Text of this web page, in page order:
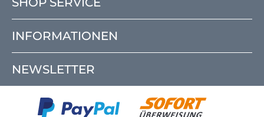
INFORMATIONEN
NEWSLETTER